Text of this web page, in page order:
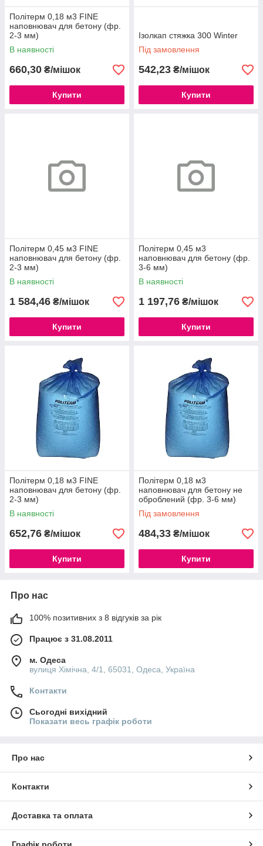
Політерм 0,18 м3 FINE
наповнювач для бетону (фр.
2-3 мм)
В наявності
660,30 ₴/мішок
Купити
Ізолкап стяжка 300 Winter
Під замовлення
542,23 ₴/мішок
Купити
Політерм 0,45 м3 FINE
наповнювач для бетону (фр.
2-3 мм)
В наявності
1 584,46 ₴/мішок
Купити
Політерм 0,45 м3
наповнювач для бетону (фр.
3-6 мм)
В наявності
1 197,76 ₴/мішок
Купити
Політерм 0,18 м3 FINE
наповнювач для бетону (фр.
2-3 мм)
В наявності
652,76 ₴/мішок
Купити
Політерм 0,18 м3
наповнювач для бетону не
оброблений (фр. 3-6 мм)
Під замовлення
484,33 ₴/мішок
Купити
Про нас
100% позитивних з 8 відгуків за рік
Працює з 31.08.2011
м. Одеса
вулиця Хімічна, 4/1, 65031, Одеса, Україна
Контакти
Сьогодні вихідний
Показати весь графік роботи
Про нас
Контакти
Доставка та оплата